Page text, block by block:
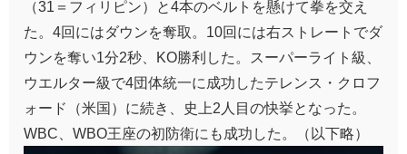
（31＝フィリピン）と4本のベルトを懸けて拳を交え
た。4回にはダウンを奪取。10回には右ストレートでダ
ウンを奪い1分2秒、KO勝利した。スーパーライト級、
ウエルター級で4団体統一に成功したテレンス・クロフ
ォード（米国）に続き、史上2人目の快挙となった。
WBC、WBO王座の初防衛にも成功した。（以下略）